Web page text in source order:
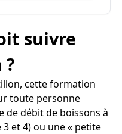
suivre
cette formation
toute personne
de débit de boissons à
et 4) ou une « petite